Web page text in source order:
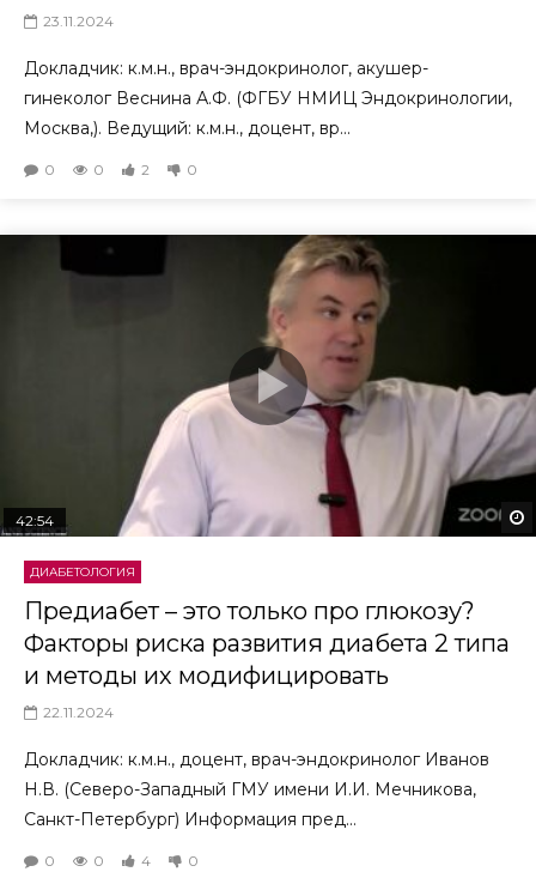
23.11.2024
Докладчик: к.м.н., врач-эндокринолог, акушер-
гинеколог Веснина А.Ф. (ФГБУ НМИЦ Эндокринологии,
Москва,). Ведущий: к.м.н., доцент, вр...
0 0 2 0
42:54
ДИАБЕТОЛОГИЯ
Предиабет – это только про глюкозу?
Факторы риска развития диабета 2 типа
и методы их модифицировать
22.11.2024
Докладчик: к.м.н., доцент, врач-эндокринолог Иванов
Н.В. (Северо-Западный ГМУ имени И.И. Мечникова,
Санкт-Петербург) Информация пред...
0 0 4 0